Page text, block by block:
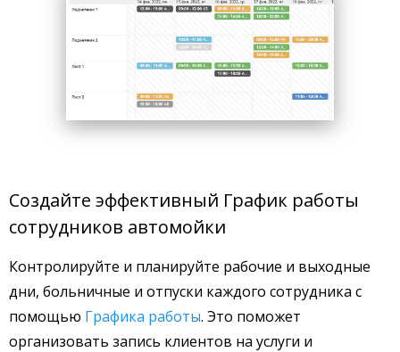
Создайте эффективный График работы
сотрудников автомойки
Контролируйте и планируйте рабочие и выходные
дни, больничные и отпуски каждого сотрудника с
помощью Графика работы. Это поможет
организовать запись клиентов на услуги и